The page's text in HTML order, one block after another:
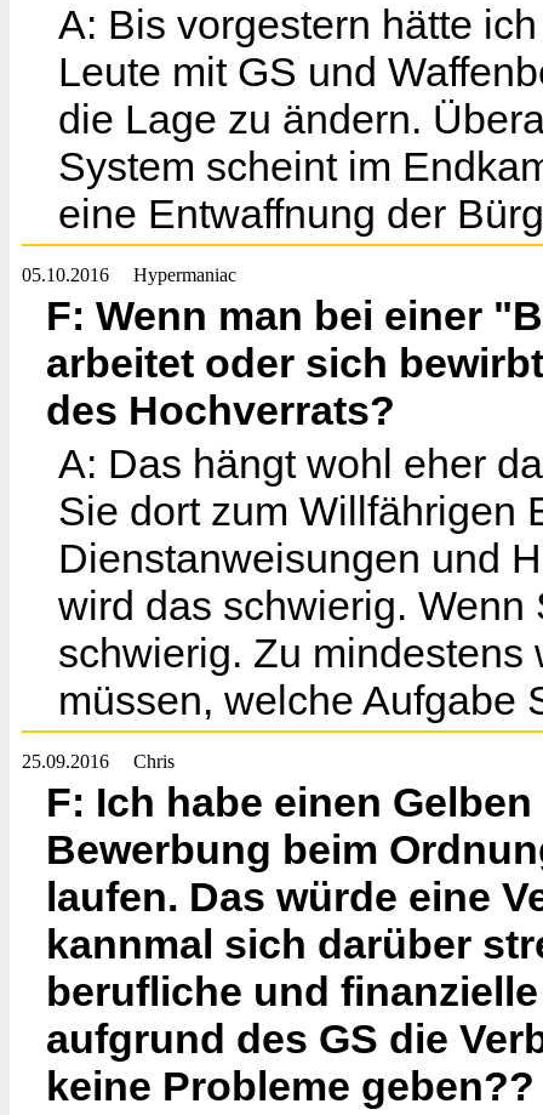
A: Bis vorgestern hätte
Leute mit GS und
die Lage zu ändern.
System scheint im
eine Entwaffnung der
05.10.2016 Hypermaniac
F: Wenn man bei einer
arbeitet oder sich
des Hochverrats?
A: Das hängt wohl eher
Sie dort zum Willfährigen
Dienstanweisungen und
wird das schwierig.
schwierig. Zu
müssen, welche Aufgabe
25.09.2016 Chris
F: Ich habe einen
Bewerbung beim
laufen. Das würde eine
kannmal sich darüber
berufliche und
aufgrund des GS die
keine Probleme geben??